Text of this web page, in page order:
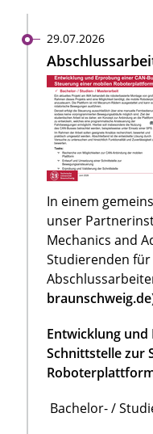
29.07.2026
In einem
unser
Mechanics and
Studierenden
braunschweig.de
Entwicklung und
Schnittstelle zur
Bachelor- /